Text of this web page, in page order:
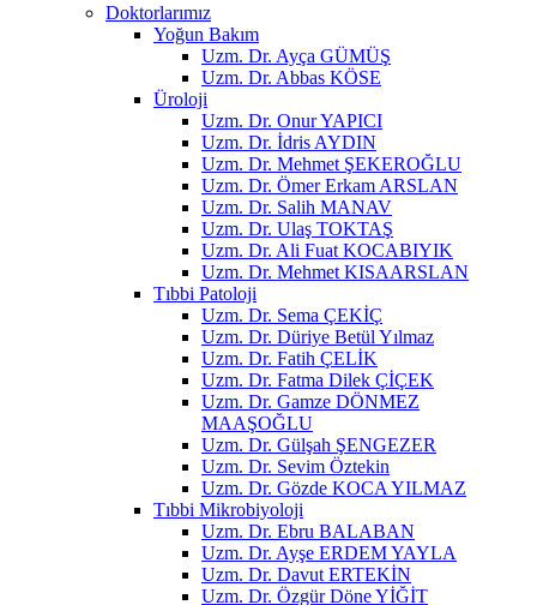
Doktorlarımız
Yoğun Bakım
Uzm. Dr. Ayça GÜMÜŞ
Uzm. Dr. Abbas KÖSE
Üroloji
Uzm. Dr. Onur YAPICI
Uzm. Dr. İdris AYDIN
Uzm. Dr. Mehmet ŞEKEROĞLU
Uzm. Dr. Ömer Erkam ARSLAN
Uzm. Dr. Salih MANAV
Uzm. Dr. Ulaş TOKTAŞ
Uzm. Dr. Ali Fuat KOCABIYIK
Uzm. Dr. Mehmet KISAARSLAN
Tıbbi Patoloji
Uzm. Dr. Sema ÇEKİÇ
Uzm. Dr. Düriye Betül Yılmaz
Uzm. Dr. Fatih ÇELİK
Uzm. Dr. Fatma Dilek ÇİÇEK
Uzm. Dr. Gamze DÖNMEZ
MAAŞOĞLU
Uzm. Dr. Gülşah ŞENGEZER
Uzm. Dr. Sevim Öztekin
Uzm. Dr. Gözde KOCA YILMAZ
Tıbbi Mikrobiyoloji
Uzm. Dr. Ebru BALABAN
Uzm. Dr. Ayşe ERDEM YAYLA
Uzm. Dr. Davut ERTEKİN
Uzm. Dr. Özgür Döne YİĞİT